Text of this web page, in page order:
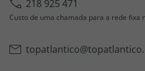
218 925 471
Custo de uma chamada para a rede fixa